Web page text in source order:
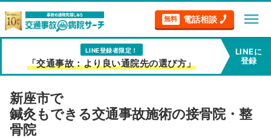
無料 電話相談 menu
LINE登録者限定！
「交通事故：より良い通院先の選び方」
LINEに
登録
新座市で
鍼灸もできる交通事故施術の接骨院・整
骨院